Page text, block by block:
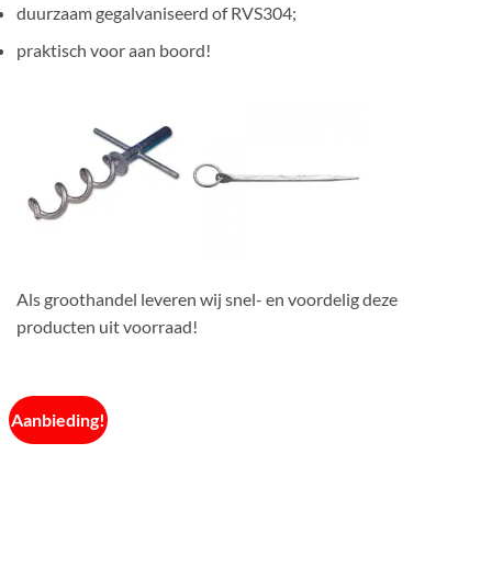
duurzaam gegalvaniseerd of RVS304;
praktisch voor aan boord!
Als groothandel leveren wij snel- en voordelig deze
producten uit voorraad!
Aanbieding!